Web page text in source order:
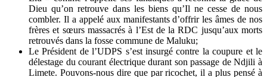
Dieu qu’on retrouve dans les biens qu’Il ne cesse de nous
combler. Il a appelé aux manifestants d’offrir les âmes de nos
frères et sœurs massacrés à l’Est de la RDC jusqu’aux morts
retrouvés dans la fosse commune de Maluku;
Le Président de l’UDPS s’est insurgé contre la coupure et le
délestage du courant électrique durant son passage de Ndjili à
Limete. Pouvons-nous dire que par ricochet, il a plus pensé à